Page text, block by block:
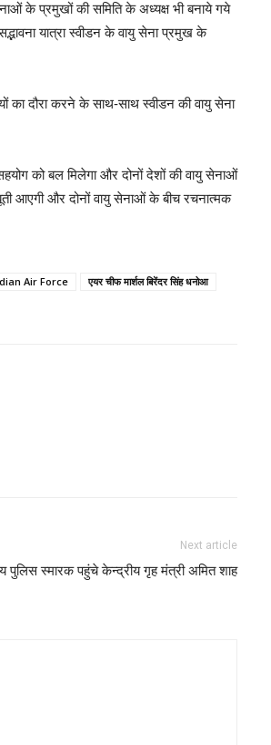
के प्रमुखों की समिति के अध्यक्ष भी बनाये गये
यात्रा स्वीडन के वायु सेना प्रमुख के
का दौरा करने के साथ-साथ स्वीडन की वायु सेना
को बल मिलेगा और दोनों देशों की वायु सेनाओं
आएगी और दोनों वायु सेनाओं के बीच रचनात्मक
Air Force
एयर चीफ मार्शल बिरेंदर सिंह धनोआ
Next article
पुलिस स्मा‍रक पहुंचे केन्द्रीय गृह मंत्री अमित शाह